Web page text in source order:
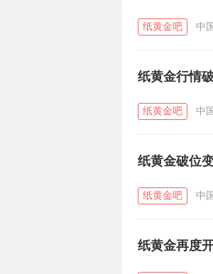
纸黄金吧 中
纸黄金行情
纸黄金吧 中
纸黄金破位
纸黄金吧 中
纸黄金再度